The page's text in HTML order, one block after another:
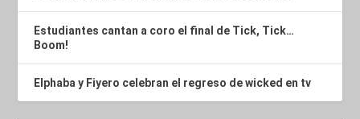
Estudiantes cantan a coro el final de Tick, Tick…
Boom!
Elphaba y Fiyero celebran el regreso de wicked en tv